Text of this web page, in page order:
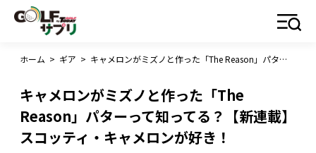
ホーム > ギア > キャメロンがミズノと作った「The Reason」パターって知ってる？【新連載】スコッティ・キャメロンが好き！
キャメロンがミズノと作った「The
Reason」パターって知ってる？【新連載】
スコッティ・キャメロンが好き！